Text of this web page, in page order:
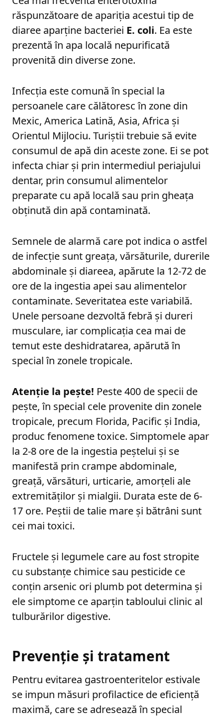
răspunzătoare de apariția acestui tip de
diaree aparține bacteriei E. coli. Ea este
prezentă în apa locală nepurificată
provenită din diverse zone.
Infecția este comună în special la
persoanele care călătoresc în zone din
Mexic, America Latină, Asia, Africa și
Orientul Mijlociu. Turiștii trebuie să evite
consumul de apă din aceste zone. Ei se pot
infecta chiar și prin intermediul periajului
dentar, prin consumul alimentelor
preparate cu apă locală sau prin gheața
obținută din apă contaminată.
Semnele de alarmă care pot indica o astfel
de infecție sunt greața, vărsăturile, durerile
abdominale și diareea, apărute la 12-72 de
ore de la ingestia apei sau alimentelor
contaminate. Severitatea este variabilă.
Unele persoane dezvoltă febră și dureri
musculare, iar complicația cea mai de
temut este deshidratarea, apărută în
special în zonele tropicale.
Atenție la pește! Peste 400 de specii de
pește, în special cele provenite din zonele
tropicale, precum Florida, Pacific și India,
produc fenomene toxice. Simptomele apar
la 2-8 ore de la ingestia peștelui și se
manifestă prin crampe abdominale,
greață, vărsături, urticarie, amorțeli ale
extremităților și mialgii. Durata este de 6-
17 ore. Peștii de talie mare și bătrâni sunt
cei mai toxici.
Fructele și legumele care au fost stropite
cu substanțe chimice sau pesticide ce
conțin arsenic ori plumb pot determina și
ele simptome ce aparțin tabloului clinic al
tulburărilor digestive.
Prevenție și tratament
Pentru evitarea gastroenteritelor estivale
se impun măsuri profilactice de eficiență
maximă, care se adresează în special